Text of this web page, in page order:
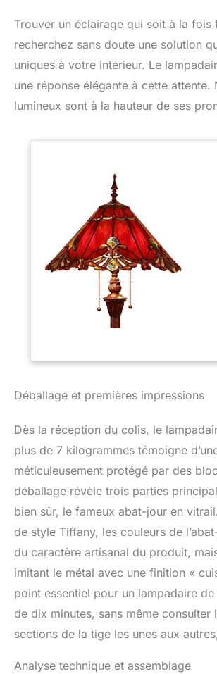
Trouver un éclairage qui soit à la
recherchez sans doute une solution
uniques à votre intérieur. Le
une réponse élégante à cette
lumineux sont à la hauteur de ses
Déballage et premières impressions
Dès la réception du colis, le
plus de 7 kilogrammes témoigne
méticuleusement protégé par des
déballage révèle trois parties
bien sûr, le fameux abat-jour en
de style Tiffany, les couleurs de
du caractère artisanal du produit,
imitant le métal avec une finition «
point essentiel pour un lampadaire de
de dix minutes, sans même
sections de la tige les unes aux
Analyse technique et assemblage